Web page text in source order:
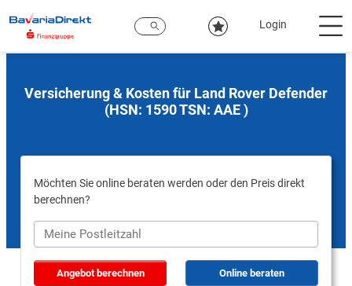
Hauptinhalt
Login
Versicherung & Kosten für Land Rover Defender
(HSN: 1590 TSN: AAE )
Möchten Sie online beraten werden oder den Preis direkt
berechnen?
Angebot berechnen Online beraten